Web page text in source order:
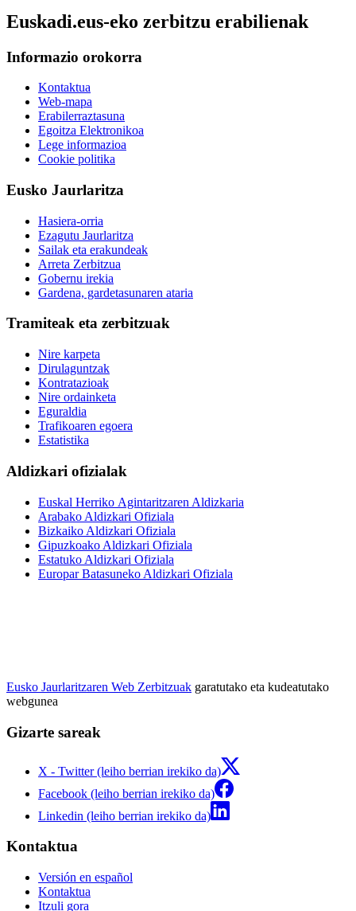
Euskadi.eus-eko zerbitzu erabilienak
Informazio orokorra
Kontaktua
Web-mapa
Erabilerraztasuna
Egoitza Elektronikoa
Lege informazioa
Cookie politika
Eusko Jaurlaritza
Hasiera-orria
Ezagutu Jaurlaritza
Sailak eta erakundeak
Arreta Zerbitzua
Gobernu irekia
Gardena, gardetasunaren ataria
Tramiteak eta zerbitzuak
Nire karpeta
Dirulaguntzak
Kontratazioak
Nire ordainketa
Eguraldia
Trafikoaren egoera
Estatistika
Aldizkari ofizialak
Euskal Herriko Agintaritzaren Aldizkaria
Arabako Aldizkari Ofiziala
Bizkaiko Aldizkari Ofiziala
Gipuzkoako Aldizkari Ofiziala
Estatuko Aldizkari Ofiziala
Europar Batasuneko Aldizkari Ofiziala
Eusko Jaurlaritzaren Web Zerbitzuak garatutako eta kudeatutako
webgunea
Gizarte sareak
X - Twitter (leiho berrian irekiko da)
Facebook (leiho berrian irekiko da)
Linkedin (leiho berrian irekiko da)
Kontaktua
Versión en español
Kontaktua
Itzuli gora